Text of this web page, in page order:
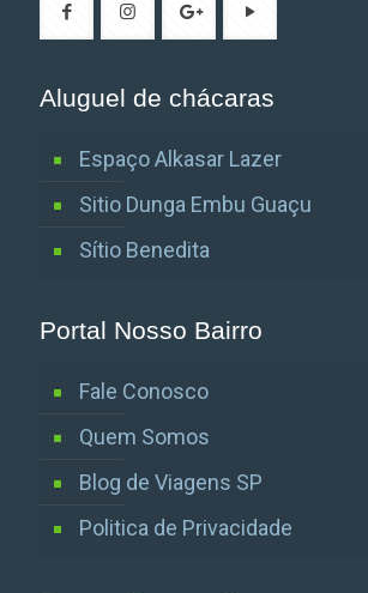
Aluguel de chácaras
Espaço Alkasar Lazer
Sitio Dunga Embu Guaçu
Sítio Benedita
Portal Nosso Bairro
Fale Conosco
Quem Somos
Blog de Viagens SP
Politica de Privacidade